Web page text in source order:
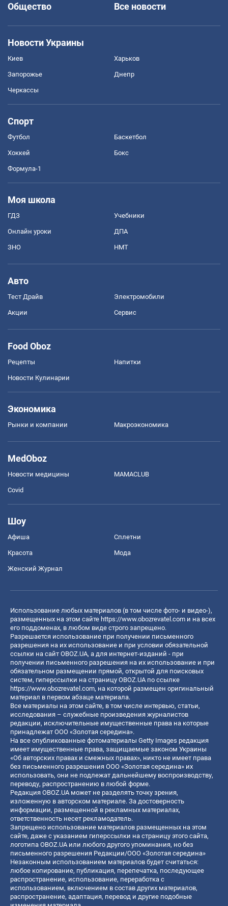
Общество
Все новости
Новости Украины
Киев Харьков
Запорожье Днепр
Черкассы
Спорт
Футбол Баскетбол
Хоккей Бокс
Формула-1
Моя школа
ГДЗ Учебники
Онлайн уроки ДПА
ЗНО НМТ
Авто
Тест Драйв Электромобили
Акции Сервис
Food Oboz
Рецепты Напитки
Новости Кулинарии
Экономика
Рынки и компании Mакроэкономика
MedOboz
Новости медицины MAMACLUB
Covid
Шоу
Афиша Сплетни
Красота Мода
Женский Журнал
Использование любых материалов (в том числе фото- и видео-),
размещенных на этом сайте https://www.obozrevatel.com и на всех
его поддоменах, в любом виде строго запрещено.
Разрешается использование при получении письменного
разрешения на их использование и при условии обязательной
ссылки на сайт OBOZ.UA, а для интернет-изданий - при
получении письменного разрешения на их использование и при
обязательном размещении прямой, открытой для поисковых
систем, гиперссылки на страницу OBOZ.UA по ссылке
https://www.obozrevatel.com, на которой размещен оригинальный
материал в первом абзаце материала.
Все материалы на этом сайте, в том числе интервью, статьи,
исследования – служебные произведения журналистов
редакции, исключительные имущественные права на которые
принадлежат ООО «Золотая середина».
На все опубликованные фотоматериалы Getty Images редакция
имеет имущественные права, защищаемые законом Украины
«Об авторских правах и смежных правах», никто не имеет права
без письменного разрешения ООО «Золотая середина» их
использовать, они не подлежат дальнейшему воспроизводству,
переводу, распространению в любой форме.
Редакция OBOZ.UA может не разделять точку зрения,
изложенную в авторском материале. За достоверность
информации, размещенной в рекламных материалах,
ответственность несет рекламодатель.
Запрещено использование материалов размещенных на этом
сайте, даже с указанием гиперссылки на страницу этого сайта,
логотипа OBOZ.UA или любого другого упоминания, но без
письменного разрешения Редакции/ООО «Золотая середина»
Незаконным использованием материалов будет считаться:
любое копирование, публикация, перепечатка, последующее
распространение, использование, переработка с
использованием, включением в состав других материалов,
распространение, адаптация, перевод и другие подобные